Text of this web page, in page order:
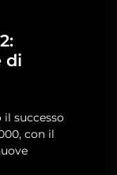
di
il successo
con il